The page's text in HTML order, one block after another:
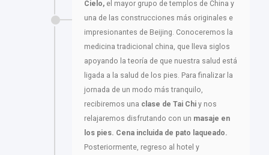
Cielo, el mayor grupo de templos de China y
una de las construcciones más originales e
impresionantes de Beijing. Conoceremos la
medicina tradicional china, que lleva siglos
apoyando la teoría de que nuestra salud está
ligada a la salud de los pies. Para finalizar la
jornada de un modo más tranquilo,
recibiremos una clase de Tai Chi y nos
relajaremos disfrutando con un masaje en
los pies. Cena incluida de pato laqueado.
Posteriormente, regreso al hotel y